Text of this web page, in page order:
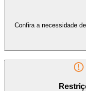
Confira a necessidade